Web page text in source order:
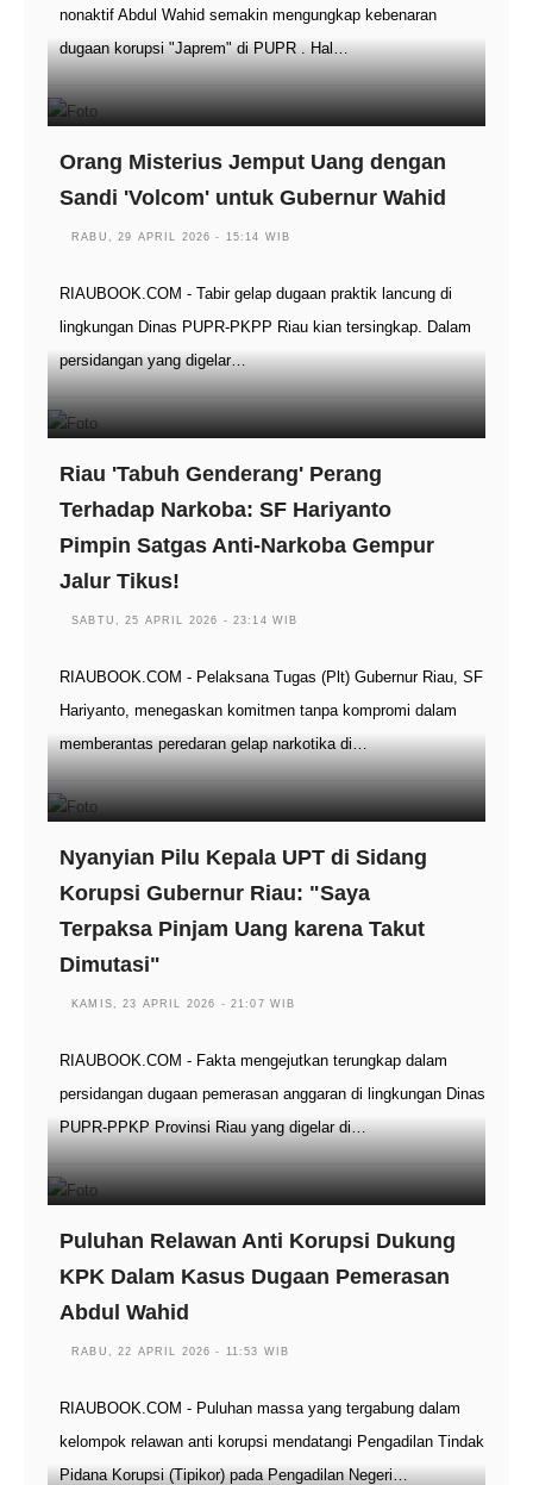
nonaktif Abdul Wahid semakin mengungkap kebenaran
dugaan korupsi "Japrem" di PUPR . Hal…
Orang Misterius Jemput Uang dengan
Sandi 'Volcom' untuk Gubernur Wahid
RABU, 29 APRIL 2026 - 15:14 WIB
RIAUBOOK.COM - Tabir gelap dugaan praktik lancung di
lingkungan Dinas PUPR-PKPP Riau kian tersingkap. Dalam
persidangan yang digelar…
Riau 'Tabuh Genderang' Perang
Terhadap Narkoba: SF Hariyanto
Pimpin Satgas Anti-Narkoba Gempur
Jalur Tikus!
SABTU, 25 APRIL 2026 - 23:14 WIB
RIAUBOOK.COM - Pelaksana Tugas (Plt) Gubernur Riau, SF
Hariyanto, menegaskan komitmen tanpa kompromi dalam
memberantas peredaran gelap narkotika di…
Nyanyian Pilu Kepala UPT di Sidang
Korupsi Gubernur Riau: "Saya
Terpaksa Pinjam Uang karena Takut
Dimutasi"
KAMIS, 23 APRIL 2026 - 21:07 WIB
RIAUBOOK.COM - Fakta mengejutkan terungkap dalam
persidangan dugaan pemerasan anggaran di lingkungan Dinas
PUPR-PPKP Provinsi Riau yang digelar di…
Puluhan Relawan Anti Korupsi Dukung
KPK Dalam Kasus Dugaan Pemerasan
Abdul Wahid
RABU, 22 APRIL 2026 - 11:53 WIB
RIAUBOOK.COM - Puluhan massa yang tergabung dalam
kelompok relawan anti korupsi mendatangi Pengadilan Tindak
Pidana Korupsi (Tipikor) pada Pengadilan Negeri…